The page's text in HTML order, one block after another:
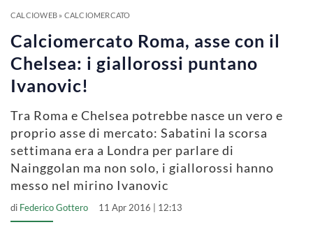
CALCIOWEB» CALCIOMERCATO
Calciomercato Roma, asse con il
Chelsea: i giallorossi puntano
Ivanovic!
Tra Roma e Chelsea potrebbe nasce un vero e
proprio asse di mercato: Sabatini la scorsa
settimana era a Londra per parlare di
Nainggolan ma non solo, i giallorossi hanno
messo nel mirino Ivanovic
di Federico Gottero 11 Apr 2016 | 12:13